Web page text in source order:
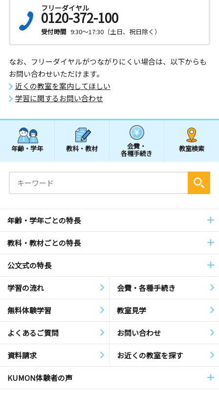
フリーダイヤル
0120-372-100
受付時間 9:30～17:30（土日、祝日除く）
なお、フリーダイヤルがつながりにくい場合は、以下からも
お問い合わせいただけます。
近くの教室を案内してほしい
学習に関するお問い合わせ
年齢・学年 教科・教材 会費・
各種手続き
教室検索
年齢・学年ごとの特長
教科・教材ごとの特長
公文式の特長
学習の流れ 会費・各種手続き
無料体験学習 教室見学
よくあるご質問 お問い合わせ
資料請求 お近くの教室を探す
KUMON体験者の声